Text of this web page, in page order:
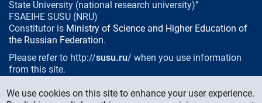
State University (national research university)”
FSAEIHE SUSU (NRU)
Constitutor is Ministry of Science and Higher Education of
the Russian Federation.
Please refer to http://susu.ru/ when you use information
from this site.
76, Lenin prospekt, Chelyabinsk, Russia, 454080
We use cookies on this site to enhance your user experience.